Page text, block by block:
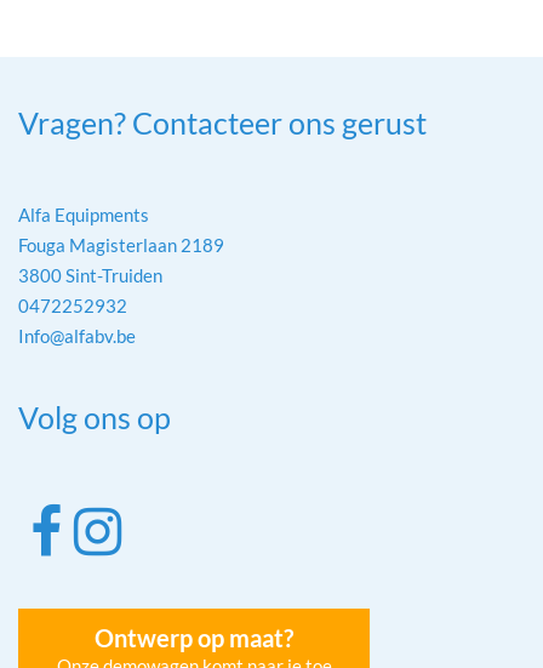
Vragen? Contacteer ons gerust
Alfa Equipments
Fouga Magisterlaan 2189
3800 Sint-Truiden
0472252932
Info@alfabv.be
Volg ons op
Ontwerp op maat?